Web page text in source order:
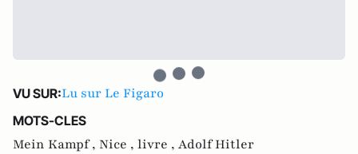
VU SUR:Lu sur Le Figaro
MOTS-CLES
Mein Kampf , Nice , livre , Adolf Hitler